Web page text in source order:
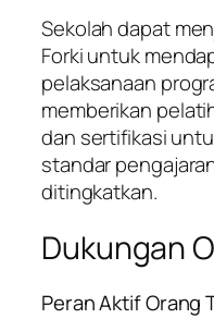
Sekolah dapat
Forki untuk
pelaksanaan
memberikan
dan sertifikasi
standar
ditingkatkan.
Dukungan
Peran Aktif Orang